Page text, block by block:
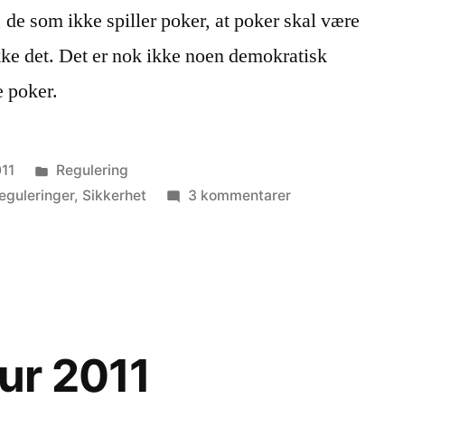
som ikke spiller poker, at poker skal være
det. Det er nok ikke noen demokratisk
poker.
Publisert
i
Regulering
, Sikkerhet 3 kommentarertil
2011